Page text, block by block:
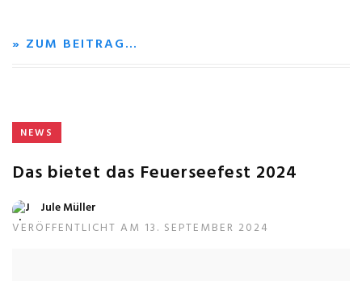
» ZUM BEITRAG…
NEWS
Das bietet das Feuerseefest 2024
Jule Müller
VERÖFFENTLICHT AM 13. SEPTEMBER 2024